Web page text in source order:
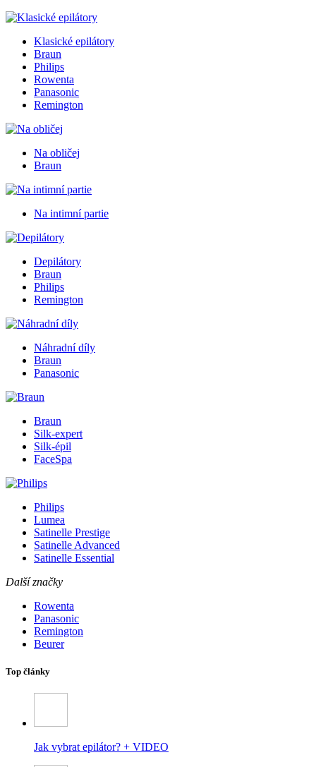
Klasické epilátory
Braun
Philips
Rowenta
Panasonic
Remington
Na obličej
Braun
Na intimní partie
Depilátory
Braun
Philips
Remington
Náhradní díly
Braun
Panasonic
Braun
Silk-expert
Silk-épil
FaceSpa
Philips
Lumea
Satinelle Prestige
Satinelle Advanced
Satinelle Essential
Další značky
Rowenta
Panasonic
Remington
Beurer
Top články
Jak vybrat epilátor? + VIDEO